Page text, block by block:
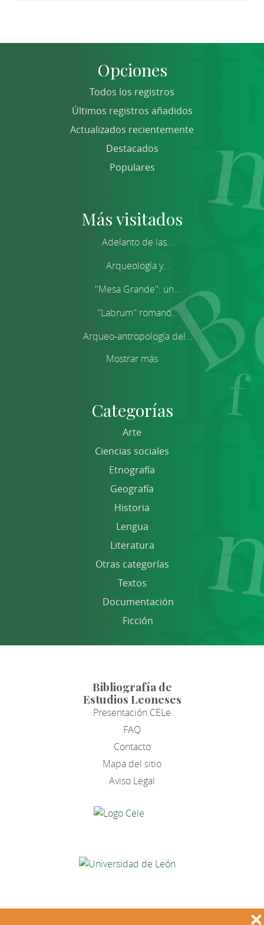
❌
Opciones
Todos los registros
Últimos registros añadidos
Actualizados recientemente
Destacados
Populares
Más visitados
Adelanto de las...
Arqueología y...
''Mesa Grande'': un...
''Labrum'' romano...
Arqueo-antropología del...
Mostrar más
Categorías
Arte
Ciencias sociales
Etnografía
Geografía
Historia
Lengua
Literatura
Otras categorías
Textos
Documentación
Ficción
Bibliografía de
Estudios Leoneses
Presentación CELe
FAQ
Contacto
Mapa del sitio
Aviso Legal